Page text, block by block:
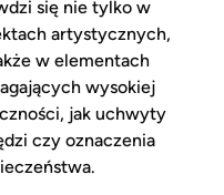
się nie tylko w
artystycznych,
w elementach
wysokiej
jak uchwyty
czy oznaczenia